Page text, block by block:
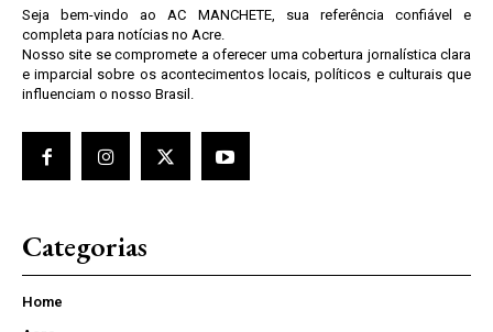
Seja bem-vindo ao AC MANCHETE, sua referência confiável e
completa para notícias no Acre.
Nosso site se compromete a oferecer uma cobertura jornalística clara
e imparcial sobre os acontecimentos locais, políticos e culturais que
influenciam o nosso Brasil.
Categorias
Home